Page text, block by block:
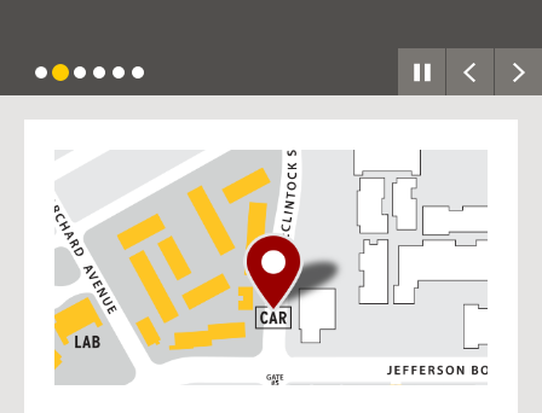
常见问题解答
USC
Housing
G
o
t
o
n
t
e
r